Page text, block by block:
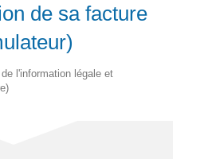
de sa facture
l'information légale et